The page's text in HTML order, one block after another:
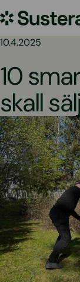
till
Sustera
Sweden
10.4.2025
10
skall